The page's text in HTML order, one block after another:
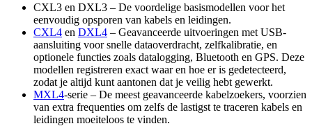
CXL3 en DXL3 – De voordelige basismodellen voor het
eenvoudig opsporen van kabels en leidingen.
CXL4 en DXL4 – Geavanceerde uitvoeringen met USB-
aansluiting voor snelle dataoverdracht, zelfkalibratie, en
optionele functies zoals datalogging, Bluetooth en GPS. Deze
modellen registreren exact waar en hoe er is gedetecteerd,
zodat je altijd kunt aantonen dat je veilig hebt gewerkt.
MXL4-serie – De meest geavanceerde kabelzoekers, voorzien
van extra frequenties om zelfs de lastigst te traceren kabels en
leidingen moeiteloos te vinden.